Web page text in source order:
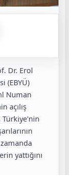
Dr. Erol
(EBYÜ)
Numan
açılış
Türkiye'nin
yattığını